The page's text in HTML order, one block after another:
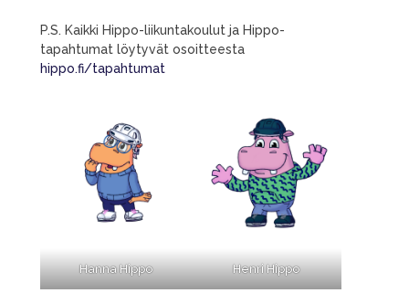
P.S. Kaikki Hippo-liikuntakoulut ja Hippo-
tapahtumat löytyvät osoitteesta
hippo.fi/tapahtumat
Hanna Hippo Henri Hippo